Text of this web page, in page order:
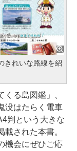
きれいな路線を紹
る島図鑑」、
没はたらく電車
判という大きな
された本書。
機会にぜひご応